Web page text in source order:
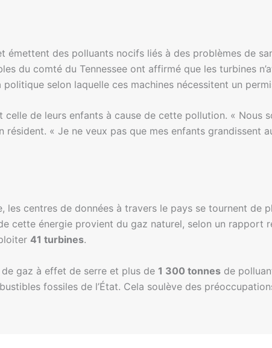
émettent des polluants nocifs liés à des problèmes de
du comté du Tennessee ont affirmé que les turbines
politique selon laquelle ces machines nécessitent un
celle de leurs enfants à cause de cette pollution. « Nous
« Je ne veux pas que mes enfants grandissent
centres de données à travers le pays se tournent de
cette énergie provient du gaz naturel, selon un rapport
41 turbines.
de gaz à effet de serre et plus de 1 300 tonnes de
fossiles de l’État. Cela soulève des